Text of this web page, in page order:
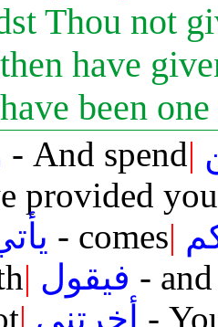
Thou not
have
been
- And spend|
provided you
- comes|
| فيقول -
| أخرتني -